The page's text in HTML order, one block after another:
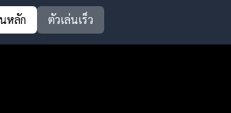
หลัก ตัวเล่นเร็ว